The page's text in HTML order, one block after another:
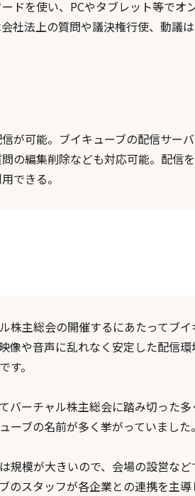
ドを使い、PCやタブレット等でオ
社法上の質問や議決権行使、動議
が可能。ブイキューブの配信サー
の編集削除なども対応可能。配信
できる。
株主総会の開催するにあたってブ
像や音声に乱れなく安定した配信
す。
バーチャル株主総会に踏み切った
ーブの名前が多く挙がっていました。
規模が大きいので、会場の設営な
のスタッフが各企業との連携を主